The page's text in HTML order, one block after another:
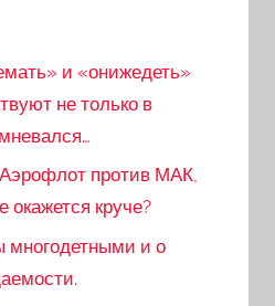
и «онижедеть»
не только в
против МАК,
окажется круче?
многодетными и о